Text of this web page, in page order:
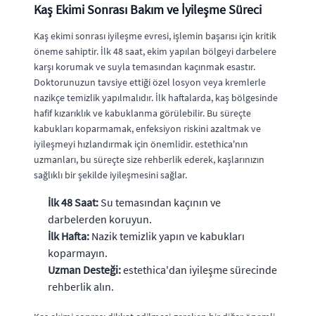
Kaş Ekimi Sonrası Bakım ve İyileşme Süreci
Kaş ekimi sonrası iyileşme evresi, işlemin başarısı için kritik
öneme sahiptir. İlk 48 saat, ekim yapılan bölgeyi darbelere
karşı korumak ve suyla temasından kaçınmak esastır.
Doktorunuzun tavsiye ettiği özel losyon veya kremlerle
nazikçe temizlik yapılmalıdır. İlk haftalarda, kaş bölgesinde
hafif kızarıklık ve kabuklanma görülebilir. Bu süreçte
kabukları koparmamak, enfeksiyon riskini azaltmak ve
iyileşmeyi hızlandırmak için önemlidir. estethica'nın
uzmanları, bu süreçte size rehberlik ederek, kaşlarınızın
sağlıklı bir şekilde iyileşmesini sağlar.
İlk 48 Saat: Su temasından kaçının ve
darbelerden koruyun.
İlk Hafta: Nazik temizlik yapın ve kabukları
koparmayın.
Uzman Desteği:estethica'dan iyileşme sürecinde
rehberlik alın.